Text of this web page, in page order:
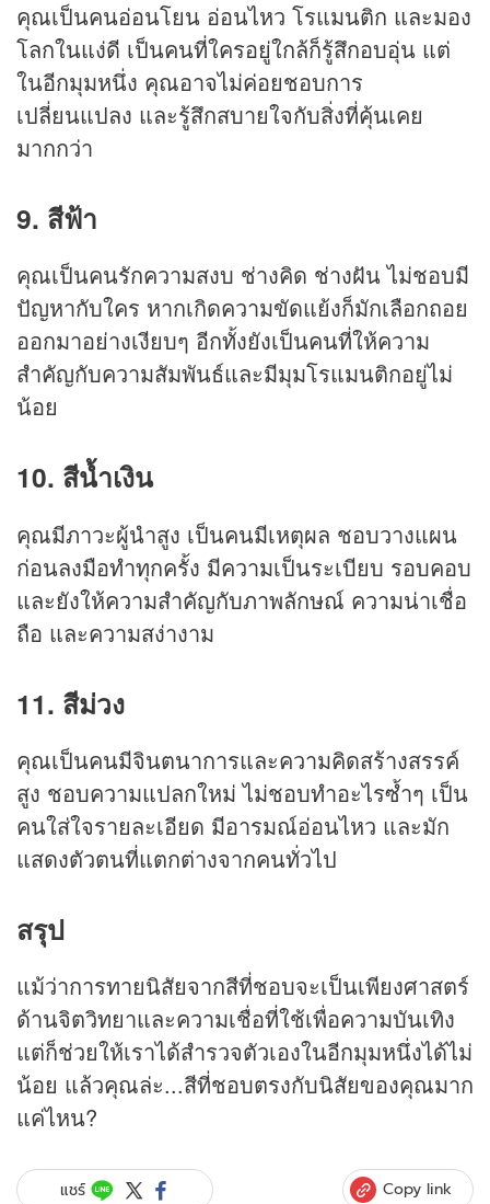
คุณเป็นคนอ่อนโยน อ่อนไหว โรแมนติก และมอง
โลกในแง่ดี เป็นคนที่ใครอยู่ใกล้ก็รู้สึกอบอุ่น แต่
ในอีกมุมหนึ่ง คุณอาจไม่ค่อยชอบการ
เปลี่ยนแปลง และรู้สึกสบายใจกับสิ่งที่คุ้นเคย
มากกว่า
9. สีฟ้า
คุณเป็นคนรักความสงบ ช่างคิด ช่างฝัน ไม่ชอบมี
ปัญหากับใคร หากเกิดความขัดแย้งก็มักเลือกถอย
ออกมาอย่างเงียบๆ อีกทั้งยังเป็นคนที่ให้ความ
สำคัญกับความสัมพันธ์และมีมุมโรแมนติกอยู่ไม่
น้อย
10. สีน้ำเงิน
คุณมีภาวะผู้นำสูง เป็นคนมีเหตุผล ชอบวางแผน
ก่อนลงมือทำทุกครั้ง มีความเป็นระเบียบ รอบคอบ
และยังให้ความสำคัญกับภาพลักษณ์ ความน่าเชื่อ
ถือ และความสง่างาม
11. สีม่วง
คุณเป็นคนมีจินตนาการและความคิดสร้างสรรค์
สูง ชอบความแปลกใหม่ ไม่ชอบทำอะไรซ้ำๆ เป็น
คนใส่ใจรายละเอียด มีอารมณ์อ่อนไหว และมัก
แสดงตัวตนที่แตกต่างจากคนทั่วไป
สรุป
แม้ว่าการทายนิสัยจากสีที่ชอบจะเป็นเพียงศาสตร์
ด้านจิตวิทยาและความเชื่อที่ใช้เพื่อความบันเทิง
แต่ก็ช่วยให้เราได้สำรวจตัวเองในอีกมุมหนึ่งได้ไม่
น้อย แล้วคุณล่ะ...สีที่ชอบตรงกับนิสัยของคุณมาก
แค่ไหน?
แชร์ Copy link